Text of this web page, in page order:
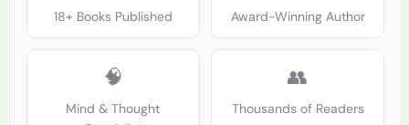
18+ Books Published Award-Winning Author
🧠
Mind & Thought
👥
Thousands of Readers